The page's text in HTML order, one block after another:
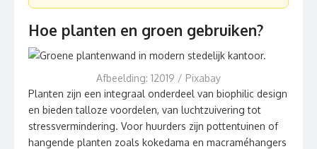
Hoe planten en groen gebruiken?
Afbeelding: 12019 / Pixabay
Planten zijn een integraal onderdeel van biophilic design
en bieden talloze voordelen, van luchtzuivering tot
stressvermindering. Voor huurders zijn pottentuinen of
hangende planten zoals kokedama en macraméhangers